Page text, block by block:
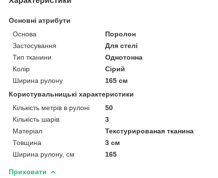
Основні атрибути
Основа
Поролон
Застосування
Для стелі
Тип тканини
Однотонна
Колір
Сірий
Ширина рулону
165 см
Користувальницькі характеристики
Кількість метрів в рулоні
50
Кількість шарів
3
Матеріал
Текстурированая тканина
Товщина
3 см
Ширина рулону, см
165
Приховати